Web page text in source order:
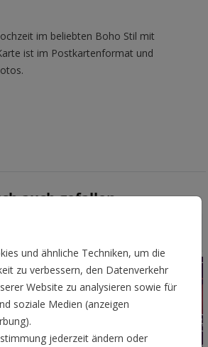
und ähnliche Techniken, um die
zu verbessern, den Datenverkehr
Website zu analysieren sowie für
soziale Medien (anzeigen
jederzeit ändern oder
im beliebten Boho Stil mit
ist im Postkartenformat und
auch gefallen